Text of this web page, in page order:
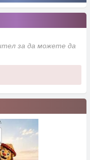
за да можете да